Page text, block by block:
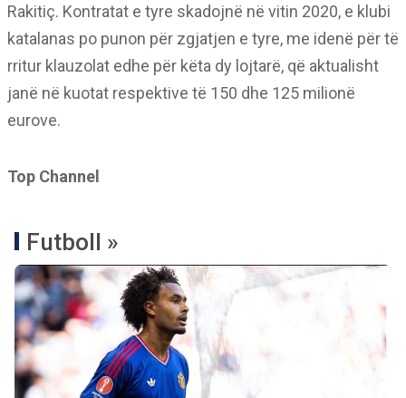
Rakitiç. Kontratat e tyre skadojnë në vitin 2020, e klubi
katalanas po punon për zgjatjen e tyre, me idenë për të
rritur klauzolat edhe për këta dy lojtarë, që aktualisht
janë në kuotat respektive të 150 dhe 125 milionë
eurove.
Top Channel
Futboll »